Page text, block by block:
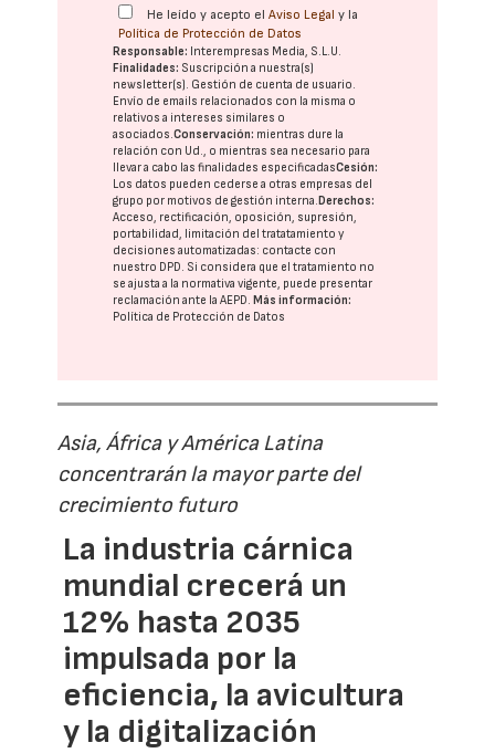
He leído y acepto elAviso Legal y la
Política de Protección de Datos
Responsable: Interempresas Media, S.L.U.
Finalidades: Suscripción a nuestra(s)
newsletter(s). Gestión de cuenta de usuario.
Envío de emails relacionados con la misma o
relativos a intereses similares o
asociados.Conservación: mientras dure la
relación con Ud., o mientras sea necesario para
llevar a cabo las finalidades especificadasCesión:
Los datos pueden cederse a otras empresas del
grupo por motivos de gestión interna.Derechos:
Acceso, rectificación, oposición, supresión,
portabilidad, limitación del tratatamiento y
decisiones automatizadas: contacte con
nuestro DPD. Si considera que el tratamiento no
se ajusta a la normativa vigente, puede presentar
reclamación ante laAEPD.Más información:
Política de Protección de Datos
Asia, África y América Latina
concentrarán la mayor parte del
crecimiento futuro
La industria cárnica
mundial crecerá un
12% hasta 2035
impulsada por la
eficiencia, la avicultura
y la digitalización